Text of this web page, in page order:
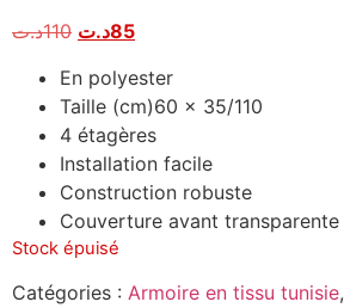
110د.ت 85د.ت
En polyester
Taille (cm)60 x 35/110
4 étagères
Installation facile
Construction robuste
Couverture avant transparente
Stock épuisé
Catégories : Armoire en tissu tunisie,